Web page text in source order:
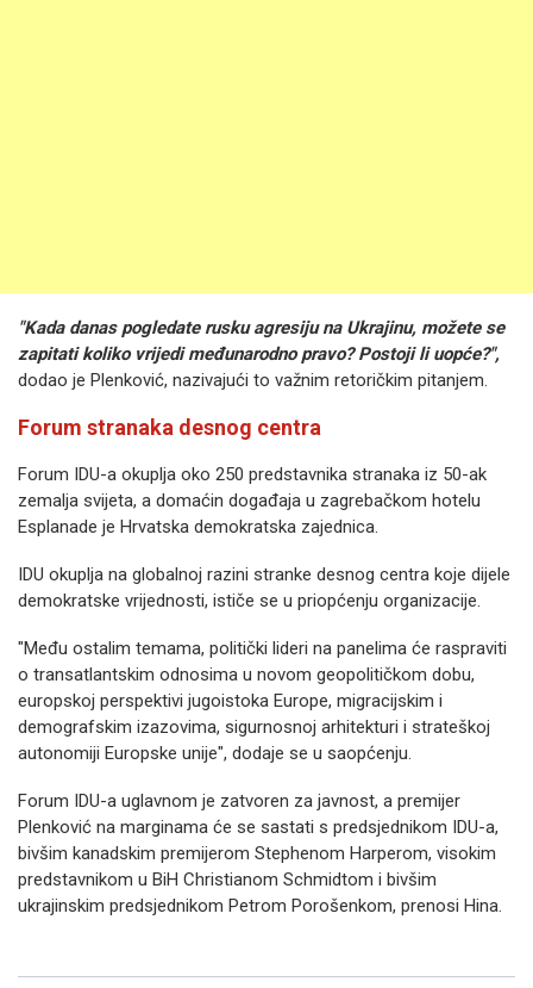
"Kada danas pogledate rusku agresiju na Ukrajinu, možete se
zapitati koliko vrijedi međunarodno pravo? Postoji li uopće?",
dodao je Plenković, nazivajući to važnim retoričkim pitanjem.
Forum stranaka desnog centra
Forum IDU-a okuplja oko 250 predstavnika stranaka iz 50-ak
zemalja svijeta, a domaćin događaja u zagrebačkom hotelu
Esplanade je Hrvatska demokratska zajednica.
IDU okuplja na globalnoj razini stranke desnog centra koje dijele
demokratske vrijednosti, ističe se u priopćenju organizacije.
"Među ostalim temama, politički lideri na panelima će raspraviti
o transatlantskim odnosima u novom geopolitičkom dobu,
europskoj perspektivi jugoistoka Europe, migracijskim i
demografskim izazovima, sigurnosnoj arhitekturi i strateškoj
autonomiji Europske unije", dodaje se u saopćenju.
Forum IDU-a uglavnom je zatvoren za javnost, a premijer
Plenković na marginama će se sastati s predsjednikom IDU-a,
bivšim kanadskim premijerom Stephenom Harperom, visokim
predstavnikom u BiH Christianom Schmidtom i bivšim
ukrajinskim predsjednikom Petrom Porošenkom, prenosi Hina.